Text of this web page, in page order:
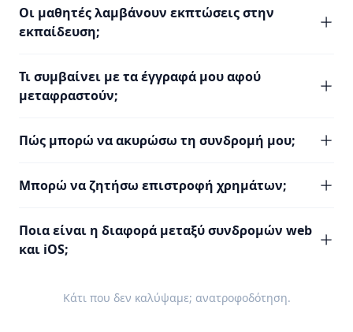
Οι μαθητές λαμβάνουν εκπτώσεις στην
εκπαίδευση;
Τι συμβαίνει με τα έγγραφά μου αφού
μεταφραστούν;
Πώς μπορώ να ακυρώσω τη συνδρομή μου;
Μπορώ να ζητήσω επιστροφή χρημάτων;
Ποια είναι η διαφορά μεταξύ συνδρομών web
και iOS;
Κάτι που δεν καλύψαμε; ανατροφοδότηση.